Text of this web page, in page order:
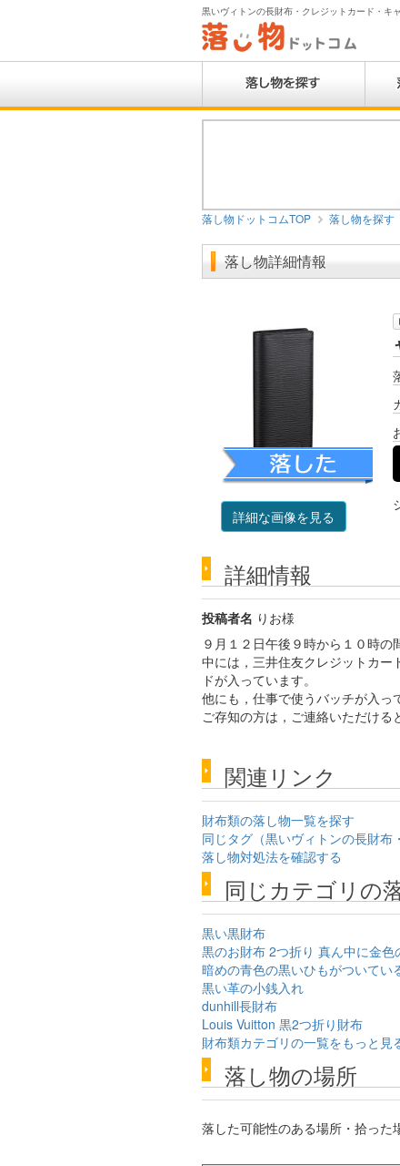
黒いヴィトンの長財布・クレジットカード・キ
落し物ドットコムTOP 落し物を探す
落し物詳細情報
詳細な画像を見る
詳細情報
投稿者名 りお様
９月１２日午後９時から１０時の
中には，三井住友クレジットカー
ドが入っています。
他にも，仕事で使うバッチが入っ
ご存知の方は，ご連絡いただける
関連リンク
財布類の落し物一覧を探す
同じタグ（黒いヴィトンの長財
落し物対処法を確認する
同じカテゴリの
黒い黒財布
黒のお財布 2つ折り 真ん中に金色
暗めの青色の黒いひもがついてい
黒い革の小銭入れ
dunhill長財布
Louis Vuitton 黒2つ折り財布
財布類カテゴリの一覧をもっと見
落し物の場所
落した可能性のある場所・拾った